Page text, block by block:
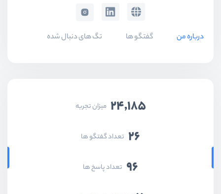
درباره من گفتگو ها تگ های دنبال شده
24,185 میزان تجربه
26 تعداد گفتگو ها
96 تعداد پاسخ ها